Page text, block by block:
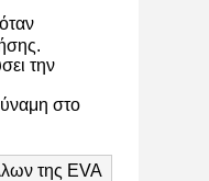
την
στο
της EVA